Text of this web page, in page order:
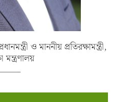
ও মাননীয় প্রতিরক্ষামন্ত্রী,
মন্ত্রণালয়